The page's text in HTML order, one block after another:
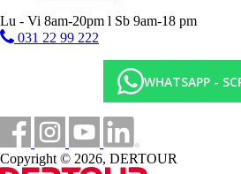
Lu - Vi 8am-20pm l Sb 9am-18 pm
031 22 99 222
WHATSAPP -
Copyright © 2026, DERTOUR